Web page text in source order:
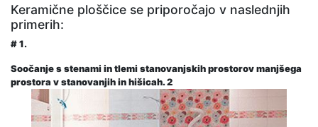
Keramične ploščice se priporočajo v naslednjih
primerih:
# 1.
Soočanje s stenami in tlemi stanovanjskih prostorov manjšega
prostora v stanovanjih in hišicah. 2